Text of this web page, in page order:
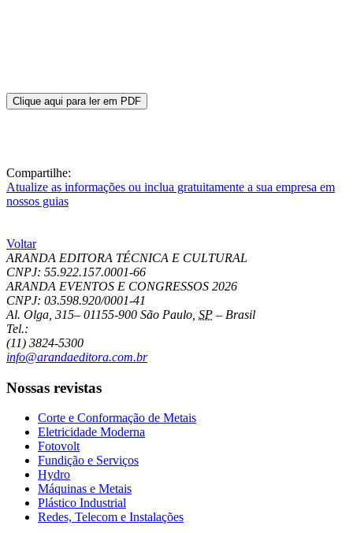
Clique aqui para ler em PDF
Compartilhe:
Atualize as informações ou inclua gratuitamente a sua empresa em
nossos guias
Voltar
ARANDA EDITORA TÉCNICA E CULTURAL
CNPJ: 55.922.157.0001-66
ARANDA EVENTOS E CONGRESSOS 2026
CNPJ: 03.598.920/0001-41
Al. Olga, 315– 01155-900 São Paulo SP – Brasil
Tel.:
(11) 3824-5300
info@arandaeditora.com.br
Nossas revistas
Corte e Conformação de Metais
Eletricidade Moderna
Fotovolt
Fundição e Serviços
Hydro
Máquinas e Metais
Plástico Industrial
Redes, Telecom e Instalações